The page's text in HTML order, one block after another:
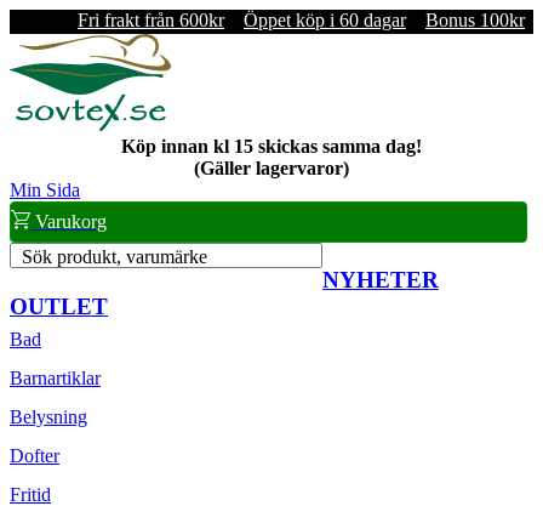
Fri frakt från 600kr Öppet köp i 60 dagar Bonus 100kr
Köp innan kl 15 skickas samma dag!
(Gäller lagervaror)
Min Sida
Varukorg
Sök produkt, varumärke
NYHETER
OUTLET
Bad
Barnartiklar
Belysning
Dofter
Fritid